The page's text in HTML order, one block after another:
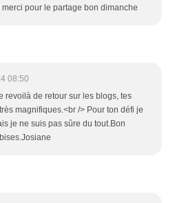
pour le partage bon dimanche
08:50
revoilà de retour sur les blogs, tes
magnifiques.<br /> Pour ton défi je
je ne suis pas sûre du tout.Bon